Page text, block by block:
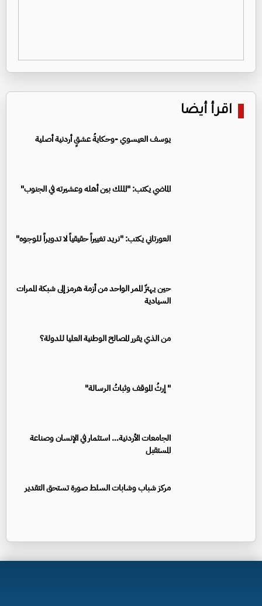
اقرأ أيضا
يوسف العيسوي -وحكايةُ عشقٍ أردنية أصلية
الماضي يكتب: "الملك بين أهله وعشيرته في الجنوب"
العورتاني يكتب: "نريد تغييراً حقيقياً لا تدويراً للوجوه"
حين يهتزّ الممر الواحد من أزمة هرمز إلى شبكة الممرات
السيادية
من الذي يقرر المصالح الوطنية العليا للدولة؟
" إرثُ الموقف وثباتُ الرسالة"
الجامعات الأردنية… استثمار في الإنسان وصناعة
المستقبل
مركز شباب وشابات السلط صورة تستحق التقدير